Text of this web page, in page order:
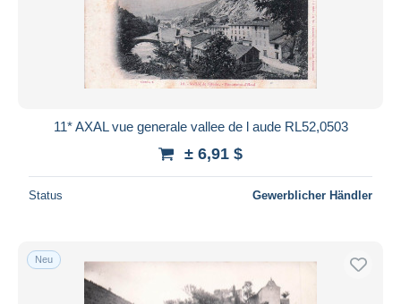
11* AXAL vue generale vallee de l aude RL52,0503
± 6,91 $
Status Gewerblicher Händler
Neu